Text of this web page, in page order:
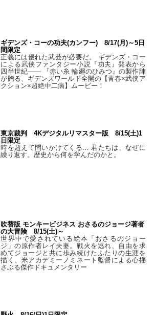
ギデンズ・コーの功夫(カンフー) 8/17(月)～5日
間限定
正義には優れた武芸が必要だ。 ギデンズ・コー
による武侠ファンタジー小説『功夫』発表から
四半世紀―― 『赤い糸 輪廻のひみつ』の製作陣
が贈る、ギデンズワールド全開の【青春×武侠ア
クション×超絶中二病】ムービー！
東京裁判 4Kデジタルリマスター版 8/15(土)1
日限定
時を超えて問いかけてくる… 君たちは、なぜに
繰り返す。歴史から何を学んだのかと。
吹替版 モンキービジネス おさるのジョージ著者
の大冒険 8/15(土)～
世界中で愛されている絵本「おさるのジョー
ジ」の原作者レイ夫妻。戦火を逃れ、自由を求
めてジョージと共に歩み続けたふたりの生涯を
描く、米アカデミーノミネート監督による心揺
さぶる傑作ドキュメンタリー